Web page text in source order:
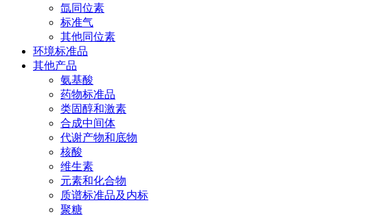
氙同位素
标准气
其他同位素
环境标准品
其他产品
氨基酸
药物标准品
类固醇和激素
合成中间体
代谢产物和底物
核酸
维生素
元素和化合物
质谱标准品及内标
聚糖